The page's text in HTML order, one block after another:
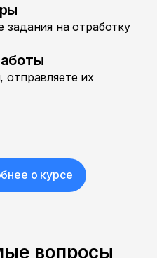
задания на отработку
их
о курсе
вопросы